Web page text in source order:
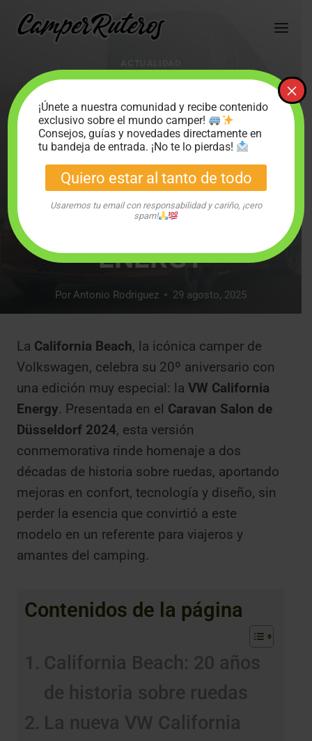
VW CALIFORNIA
BEACH CUMPLE 20
AÑOS: LLEGA LA
EDICIÓN ESPECIAL
CALIFORNIA
ENERGY
PorAntonio Rodriguez 29 agosto, 2025
La California Beach, la icónica camper de
Volkswagen, celebra su 20º aniversario con
una edición muy especial: la VW California
Energy. Presentada en el Caravan Salon de
Düsseldorf 2024, esta versión
conmemorativa rinde homenaje a dos
décadas de historia sobre ruedas, aportando
mejoras en confort, tecnología y diseño, sin
perder la esencia que convirtió a este
modelo en un referente para viajeros y
amantes del camping.
Contenidos de la página
California Beach: 20 años
de historia sobre ruedas
La nueva VW California
¡Únete a nuestra comunidad y recibe contenido
exclusivo sobre el mundo camper!
Consejos, guías y novedades directamente en
tu bandeja de entrada. ¡No te lo pierdas!
Quiero estar al tanto de todo
Usaremos tu email con responsabilidad y cariño, ¡cero
spam!
×